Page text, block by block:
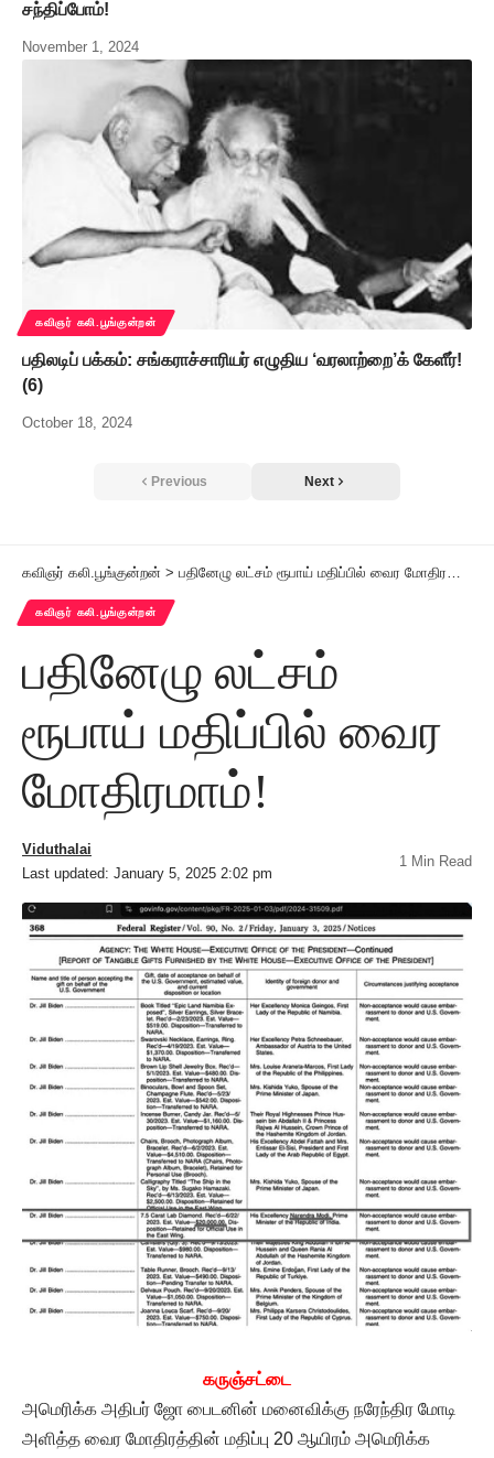
சந்திப்போம்!
November 1, 2024
கவிஞர் கலி.பூங்குன்றன்
பதிலடிப் பக்கம்: சங்கராச்சாரியர் எழுதிய ‘வரலாற்றை’க் கேளீர்!
(6)
October 18, 2024
Previous Next
கவிஞர் கலி.பூங்குன்றன் > பதினேழு லட்சம் ரூபாய் மதிப்பில் வைர மோதிரமாம்!
கவிஞர் கலி.பூங்குன்றன்
பதினேழு லட்சம்
ரூபாய் மதிப்பில் வைர
மோதிரமாம்!
Last updated: January 5, 2025 2:02 pm
Viduthalai
1 Min Read
கருஞ்சட்டை
அமெரிக்க அதிபர் ஜோ பைடனின் மனைவிக்கு நரேந்திர மோடி
அளித்த வைர மோதிரத்தின் மதிப்பு 20 ஆயிரம் அமெரிக்க